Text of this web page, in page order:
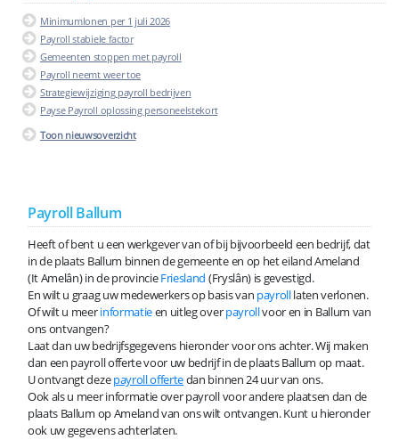
Minimumlonen per 1 juli 2026
Payroll stabiele factor
Gemeenten stoppen met payroll
Payroll neemt weer toe
Strategiewijziging payroll bedrijven
Payse Payroll oplossing personeelstekort
Toon nieuwsoverzicht
Payroll Ballum
Heeft of bent u een werkgever van of bij bijvoorbeeld een bedrijf, dat
in de plaats Ballum binnen de gemeente en op het eiland Ameland
(It Amelân) in de provincieFriesland (Fryslân) is gevestigd.
En wilt u graag uw medewerkers op basis van payrolllaten verlonen.
Of wilt u meerinformatieen uitleg overpayrollvoor en in Ballum van
ons ontvangen?
Laat dan uw bedrijfsgegevens hieronder voor ons achter. Wij maken
dan een payroll offerte voor uw bedrijf in de plaats Ballum op maat.
U ontvangt dezepayroll offertedan binnen 24 uur van ons.
Ook als u meer informatie over payroll voor andere plaatsen dan de
plaats Ballum op Ameland van ons wilt ontvangen. Kunt u hieronder
ook uw gegevens achterlaten.